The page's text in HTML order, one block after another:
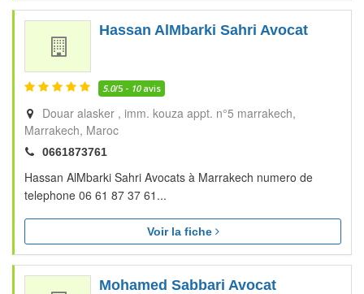
Hassan AlMbarki Sahri Avocat
5.0/5 - 10avis
Douar alasker , imm. kouza appt. n°5 marrakech
Marrakech Maroc
0661873761
Hassan AlMbarki Sahri Avocats à Marrakech numero de
telephone 06 61 87 37 61...
Voir la fiche
Mohamed Sabbari Avocat